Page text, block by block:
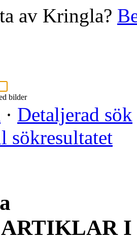
av Kringla?
bilder
· Detaljerad sök
sökresultatet
ARTIKLAR